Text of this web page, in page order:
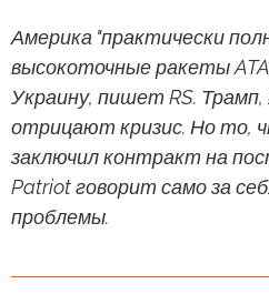
Америка "практически
высокоточные ракеты
Украину, пишет RS.
отрицают кризис. Но то,
заключил контракт на
Patriot говорит само за
проблемы.